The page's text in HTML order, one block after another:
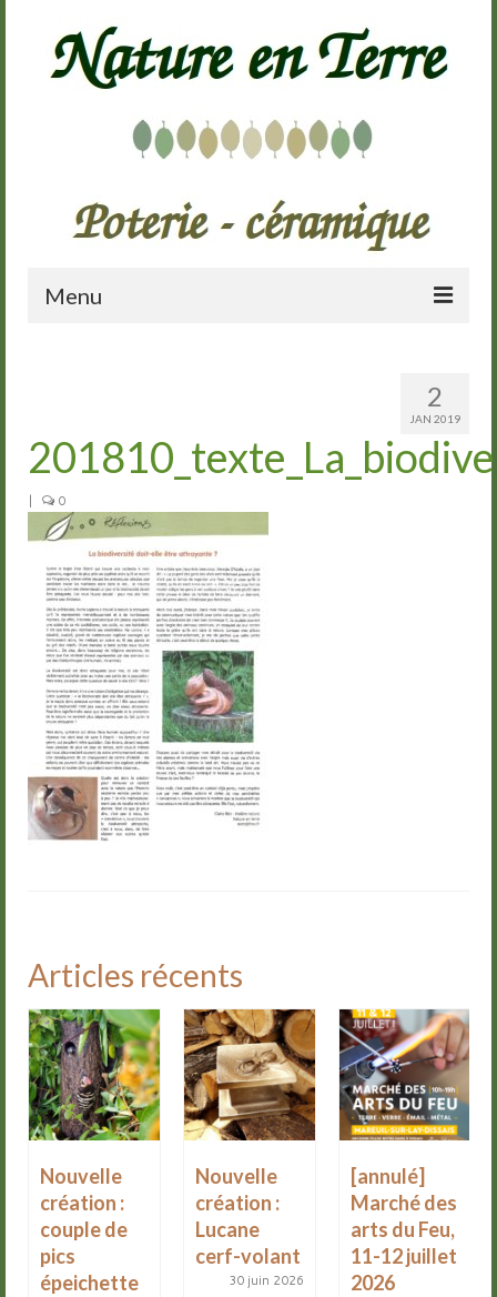
Menu
Galerie
Cours de poterie
Groupes
Livre d’or
Contact
2
JAN 2019
| 0
Articles récents
Nouvelle
création :
couple de
pics
épeichette
Nouvelle
création :
Lucane
cerf-volant
30 juin 2026
[annulé]
Marché des
arts du Feu,
11-12 juillet
2026